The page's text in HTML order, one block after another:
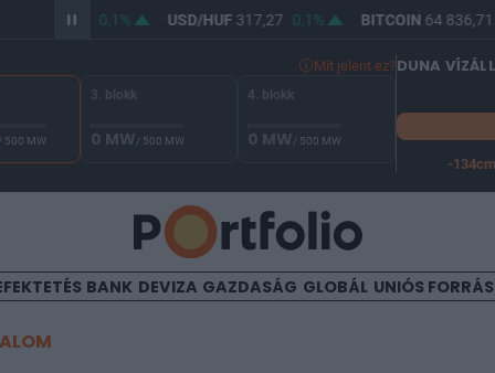
365,78 0,1% USD/HUF317,27 0,1% BITCOIN64 836,71
Mit jelent ez?
/ 500 MW
3. blokk
0 MW/ 500 MW
4. blokk
0 MW/ 500 MW
DUNA
-134cm
BANK DEVIZA GAZDASÁG GLOBÁL UNIÓS